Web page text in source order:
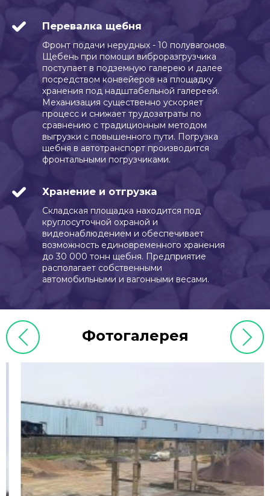
Перевалка щебня
Фронт подачи нерудных - 10 полувагонов.
Щебень при помощи виброразгрузчика
поступает в подземную галерею и далее
посредством конвейеров на площадку
хранения под надштабельной галереей.
Механизация существенно ускоряет
процесс и снижает трудозатраты по
сравнению с традиционным методом
выгрузки с повышенного пути. Погрузка
щебня в автотранспорт производится
фронтальными погрузчиками.
Хранение и отгрузка
Складская площадка находится под
круглосуточной охраной и
видеонаблюдением и обеспечивает
возможность единовременного хранения
до 30 000 тонн щебня. Предприятие
располагает собственными
автомобильными и вагонными весами.
Фотогалерея